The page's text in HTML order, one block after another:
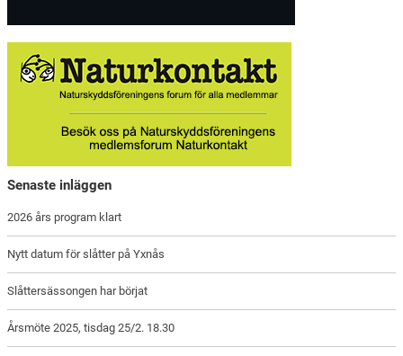
Senaste inläggen
2026 års program klart
Nytt datum för slåtter på Yxnås
Slåttersässongen har börjat
Årsmöte 2025, tisdag 25/2. 18.30